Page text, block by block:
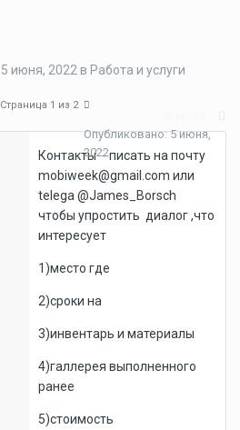
5 июня, 2022 в Работа и услуги
Страница 1 из 2
Опубликовано:5 июня,
2022
Контакты - писать на почту
mobiweek@gmail.com или
telega @James_Borsch
чтобы упростить диалог ,что
интересует
1)место где
2)сроки на
3)инвентарь и материалы
4)галлерея выполненного
ранее
5)стоимость